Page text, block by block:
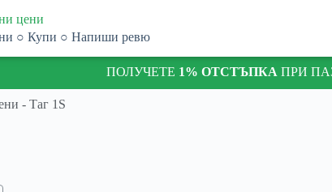
цени
○ Купи ○ Напиши ревю
ПОЛУЧЕТЕ 1% ОТСТЪПКА ПРИ
- Таг 1S